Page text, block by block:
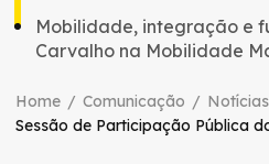
Home / Comunicação / Notícias
Mobilidade, integração e
Carvalho na Mobilidade